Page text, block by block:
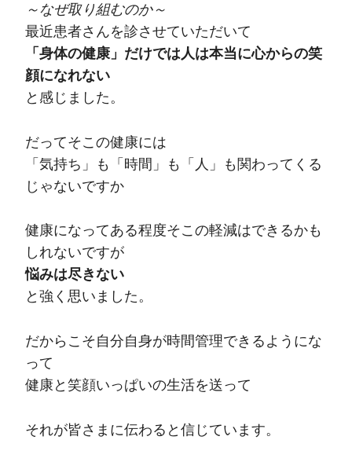
～なぜ取り組むのか～
最近患者さんを診させていただいて
「身体の健康」だけでは人は本当に心からの笑
顔になれない
と感じました。
だってそこの健康には
「気持ち」も「時間」も「人」も関わってくる
じゃないですか
健康になってある程度そこの軽減はできるかも
しれないですが
悩みは尽きない
と強く思いました。
だからこそ自分自身が時間管理できるようにな
って
健康と笑顔いっぱいの生活を送って
それが皆さまに伝わると信じています。